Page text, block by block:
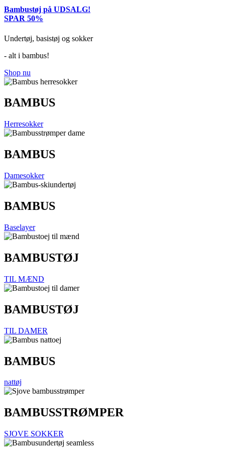
Bambustøj på UDSALG!
SPAR 50%
Undertøj, basistøj og sokker
- alt i bambus!
Shop nu
BAMBUS
Herresokker
BAMBUS
Damesokker
BAMBUS
Baselayer
BAMBUSTØJ
TIL MÆND
BAMBUSTØJ
TIL DAMER
BAMBUS
nattøj
BAMBUSSTRØMPER
SJOVE SOKKER